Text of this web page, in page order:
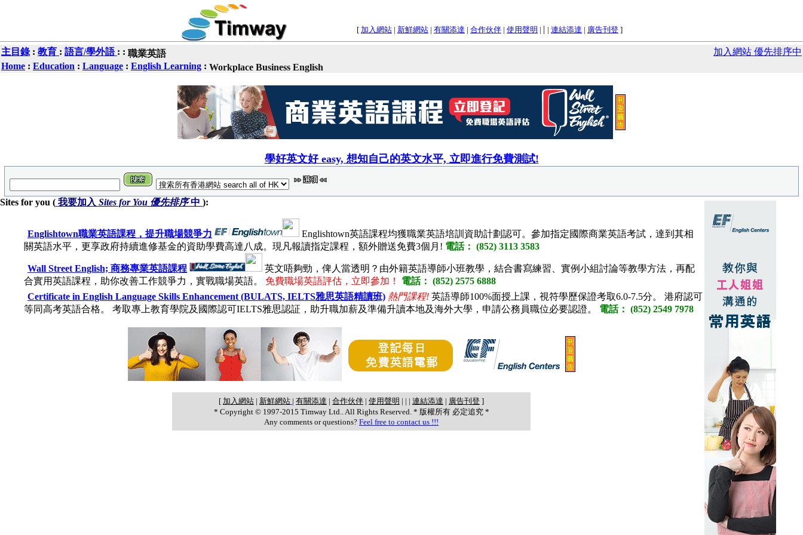
[ 加入網站 | 新鮮網站 | 有關添達 | 合作伙伴 | 使用聲明 | | | 連結添達 | 廣告刊登 ]
主目錄: 教育 : 語言/學外語 : : 職業英語
加入網站 優先排序中
Home : Education : Language : English Learning : Workplace Business English
學好英文好 easy, 想知自己的英文水平, 立即進行免費測試!
Sites for you ( 我要加入 Sites for You 優先排序中 ):
Englishtown職業英語課程，提升職場競爭力
Englishtown英語課程均獲職業英語培訓資助計劃認可。參加指定國際商業英語考試，達到其相
關英語水平，更享政府持續進修基金的資助學費高達八成。現凡報讀指定課程，額外贈送免費3個月! 電話： (852) 3113 3583
Wall Street English; 商務專業英語課程
英文唔夠勁，俾人當透明？由外籍英語導師小班教學，結合書寫練習、實例小組討論等教學方法，再配
合實用英語課程，助你改善工作競爭力，實戰職場英語。 免費職場英語評估，立即參加！ 電話： (852) 2575 6888
Certificate in English Language Skills Enhancement (BULATS, IELTS雅思英語精讀班) 熱門課程! 英語導師100%面授上課，視符學歷保證考取6.0-7.5分。 港府認可
等同高考英語合格。 考取專上教育學院及國際認可IELTS雅思認証，助升職加薪及準備升讀本地及海外大學，申請公務員職位必要認證。 電話： (852) 2549 7978
[ 加入網站 | 新鮮網站 | 有關添達 | 合作伙伴 | 使用聲明 | | | 連結添達 | 廣告刊登 ]
* Copyright © 1997-2015 Timway Ltd.. All Rights Reserved. * 版權所有 必定追究 *
Any comments or questions? Feel free to contact us !!!